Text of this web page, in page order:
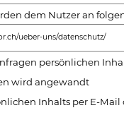
dem Nutzer an
ueber-uns/datenschutz/
persönlichen
wird angewandt
Inhalts per E-